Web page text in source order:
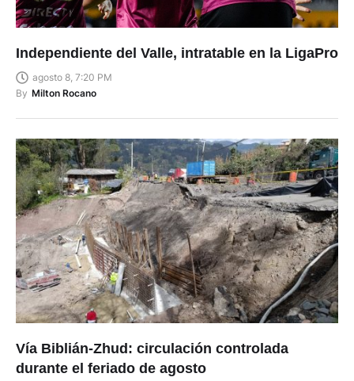
Independiente del Valle, intratable en la LigaPro
agosto 8, 7:20 PM
By Milton Rocano
Vía Biblián-Zhud: circulación controlada
durante el feriado de agosto